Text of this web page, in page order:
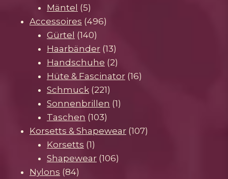
Mäntel 55
Produkte
Accessoires 496496
Gürtel 140140
Produkte
Haarbänder 1313
Produkte
Handschuhe 22
Produkte
Hüte & Fascinator 1616
Schmuck 221221
Produkte
Sonnenbrillen 11
Taschen 103103
Produkte
Korsetts & Shapewear 107107
Korsetts 11
Produkt
Shapewear 106106
Nylons 8484